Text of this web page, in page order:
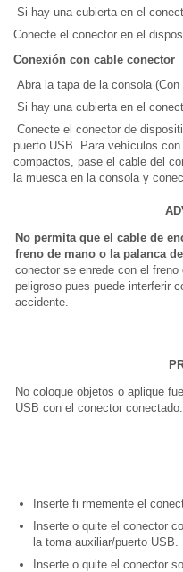
Si hay una cubierta en el
Conecte el conector en el
Conexión con cable conector
Abra la tapa de la consola
Si hay una cubierta en el
Conecte el conector de
puerto USB. Para vehículos
compactos, pase el cable del
la muesca en la consola y
No permita que el cable de
freno de mano o la palanca
conector se enrede con el
peligroso pues puede interferir
accidente.
No coloque objetos o aplique
USB con el conector conectado.
Inserte fi rmemente el
Inserte o quite el conector
la toma auxiliar/puerto USB.
Inserte o quite el conector